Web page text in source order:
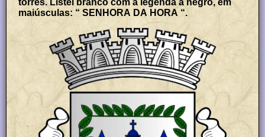
maiúsculas: “ SENHORA DA HORA “.